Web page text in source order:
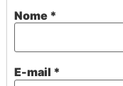
Nome *
E-mail *